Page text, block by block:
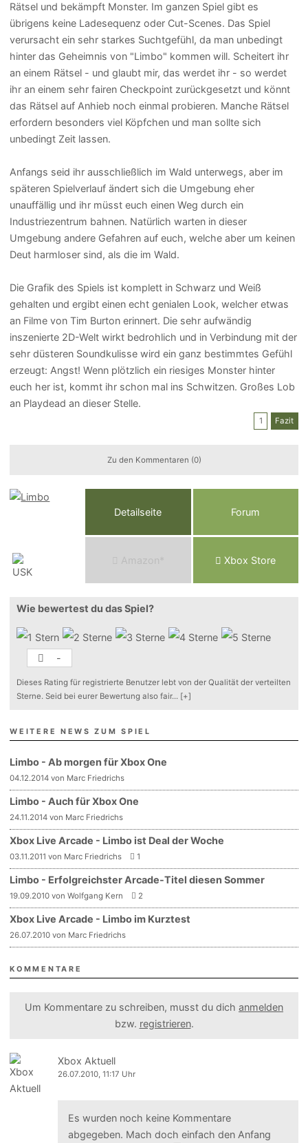
Rätsel und bekämpft Monster. Im ganzen Spiel gibt es
übrigens keine Ladesequenz oder Cut-Scenes. Das Spiel
verursacht ein sehr starkes Suchtgefühl, da man unbedingt
hinter das Geheimnis von "Limbo" kommen will. Scheitert ihr
an einem Rätsel - und glaubt mir, das werdet ihr - so werdet
ihr an einem sehr fairen Checkpoint zurückgesetzt und könnt
das Rätsel auf Anhieb noch einmal probieren. Manche Rätsel
erfordern besonders viel Köpfchen und man sollte sich
unbedingt Zeit lassen.
Anfangs seid ihr ausschließlich im Wald unterwegs, aber im
späteren Spielverlauf ändert sich die Umgebung eher
unauffällig und ihr müsst euch einen Weg durch ein
Industriezentrum bahnen. Natürlich warten in dieser
Umgebung andere Gefahren auf euch, welche aber um keinen
Deut harmloser sind, als die im Wald.
Die Grafik des Spiels ist komplett in Schwarz und Weiß
gehalten und ergibt einen echt genialen Look, welcher etwas
an Filme von Tim Burton erinnert. Die sehr aufwändig
inszenierte 2D-Welt wirkt bedrohlich und in Verbindung mit der
sehr düsteren Soundkulisse wird ein ganz bestimmtes Gefühl
erzeugt: Angst! Wenn plötzlich ein riesiges Monster hinter
euch her ist, kommt ihr schon mal ins Schwitzen. Großes Lob
an Playdead an dieser Stelle.
1 Fazit
Zu den Kommentaren (0)
Detailseite Forum
Ama o n* Xbox Store
Wie bewertest du das Spiel?
-
Dieses Rating für registrierte Benutzer lebt von der Qualität der verteilten
Sterne. Seid bei eurer Bewertung also fair... [+]
WEITERE NEWS ZUM SPIEL
Limbo - Ab morgen für Xbox One
04.12.2014 von Marc Friedrichs
Limbo - Auch für Xbox One
24.11.2014 von Marc Friedrichs
Xbox Live Arcade - Limbo ist Deal der Woche
03.11.2011 von Marc Friedrichs 1
Limbo - Erfolgreichster Arcade-Titel diesen Sommer
19.09.2010 von Wolfgang Kern 2
Xbox Live Arcade - Limbo im Kurztest
26.07.2010 von Marc Friedrichs
KOMMENTARE
Um Kommentare zu schreiben, musst du dich anmelden
bzw. registrieren.
Xbox Aktuell
26.07.2010, 11:17 Uhr
Es wurden noch keine Kommentare
abgegeben. Mach doch einfach den Anfang